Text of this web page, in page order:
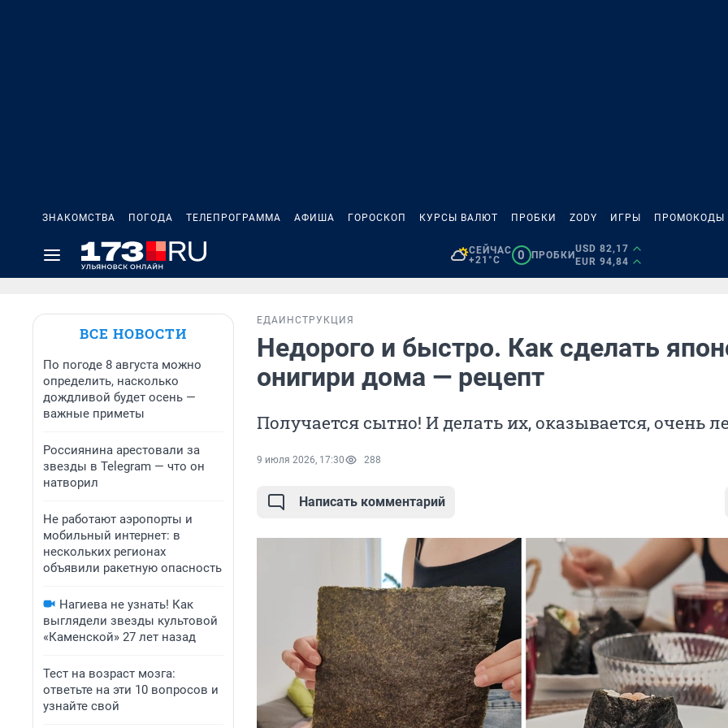
ЗНАКОМСТВА ПОГОДА ТЕЛЕПРОГРАММА АФИША ГОРОСКОП КУРСЫ ВАЛЮТ ПРОБКИ ZODY ИГРЫ ПРОМОКОДЫ
СЕЙЧАС
+21°C
0 ПРОБКИ
USD 82,17
EUR 94,84
ВСЕ НОВОСТИ
По погоде 8 августа можно
определить, насколько
дождливой будет осень —
важные приметы
Россиянина арестовали за
звезды в Telegram — что он
натворил
Не работают аэропорты и
мобильный интернет: в
нескольких регионах
объявили ракетную опасность
Нагиева не узнать! Как
выглядели звезды культовой
«Каменской» 27 лет назад
Тест на возраст мозга:
ответьте на эти 10 вопросов и
узнайте свой
ЕДА ИНСТРУКЦИЯ
Недорого и быстро. Как сделать
онигири дома — рецепт
Получается сытно! И делать их, оказывается, очень
9 июля 2026, 17:30 288
Написать комментарий